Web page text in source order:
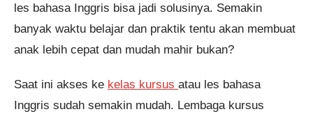
les bahasa Inggris bisa jadi solusinya. Semakin
banyak waktu belajar dan praktik tentu akan membuat
anak lebih cepat dan mudah mahir bukan?
Saat ini akses ke kelas kursus atau les bahasa
Inggris sudah semakin mudah. Lembaga kursus